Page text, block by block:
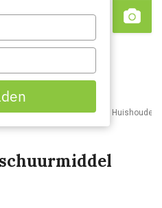
Search
Reinigingsmiddelen